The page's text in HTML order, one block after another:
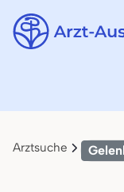
Arztsuche